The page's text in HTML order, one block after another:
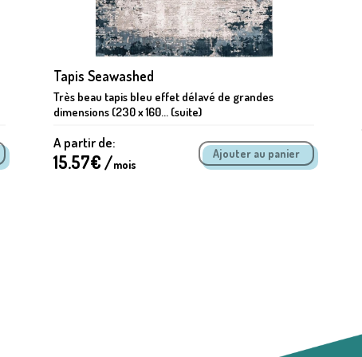
Tapis Seawashed
Très beau tapis bleu effet délavé de grandes
dimensions (230 x 160... (suite)
A partir de:
15.57€ /mois